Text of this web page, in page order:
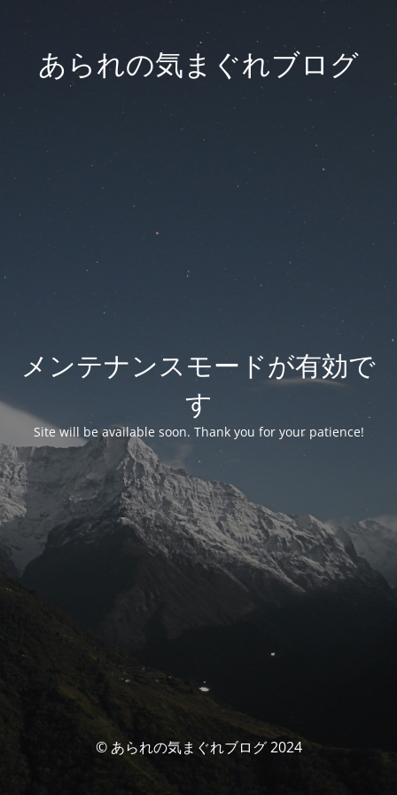
あられの気まぐれブログ
メンテナンスモードが有効で
す
Site will be available soon. Thank you for your patience!
© あられの気まぐれブログ 2024